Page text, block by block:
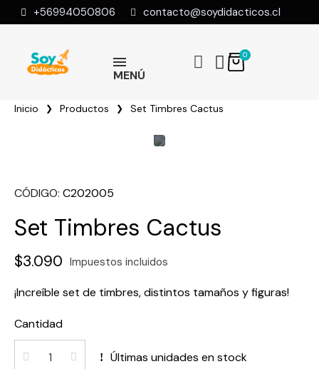
+56994050806 contacto@soydidacticos.cl
MENÚ
Inicio Productos Set Timbres Cactus
CÓDIGO C202005
Set Timbres Cactus
$3.090 Impuestos incluidos
¡Increíble set de timbres, distintos tamaños y figuras!
Cantidad
Últimas unidades en stock